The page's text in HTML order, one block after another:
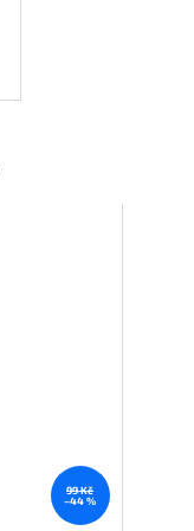
99 Kč
–44 %